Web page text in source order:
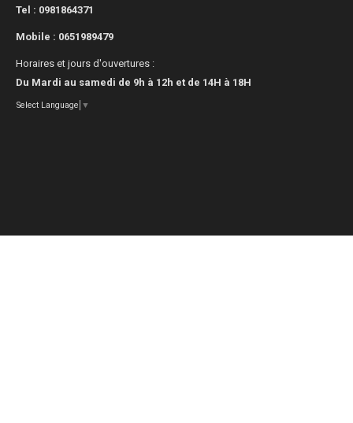
Tel : 0981864371
Mobile : 0651989479
Horaires et jours d'ouvertures :
Du Mardi au samedi de 9h à 12h et de 14H à 18H
Select Language ▼